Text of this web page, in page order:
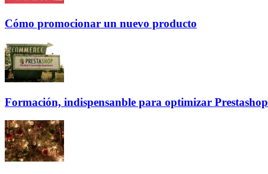
Cómo promocionar un nuevo producto
Formación, indispensanble para optimizar Prestashop